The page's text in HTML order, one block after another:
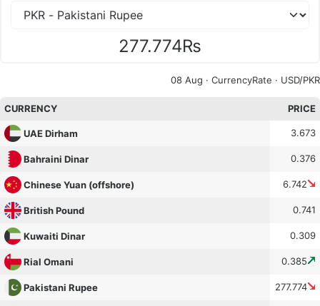
277.774₨
08 Aug · CurrencyRate · USD/PKR
CURRENCY PRICE
UAE Dirham 3.673
Bahraini Dinar 0.376
Chinese Yuan (offshore) 6.742
British Pound 0.741
Kuwaiti Dinar 0.309
Rial Omani 0.385
Pakistani Rupee 277.774